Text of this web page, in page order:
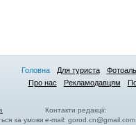
Головна Для туриста
Про нас
Рекламодавцям
за умови
Контакти редакції:
e-mail:gorod.cn@gmail.com